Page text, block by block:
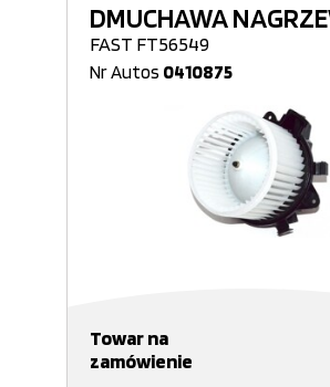
DMUCHAWA
FAST FT56549
Nr Autos 0410875
Towar na
zamówienie